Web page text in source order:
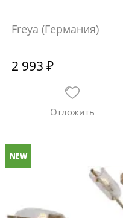
Freya (Германия)
2 993 ₽
NEW